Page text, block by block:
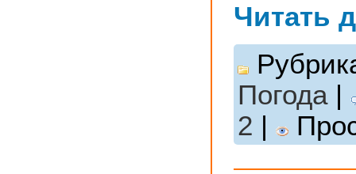
Читать
Погода |
2 |